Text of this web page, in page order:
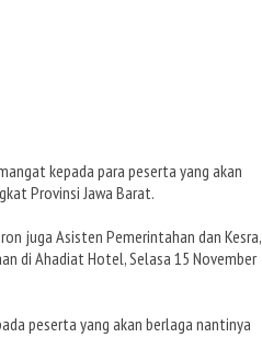
kepada para peserta yang akan
Provinsi Jawa Barat.
juga Asisten Pemerintahan dan Kesra,
di Ahadiat Hotel, Selasa 15 November
peserta yang akan berlaga nantinya